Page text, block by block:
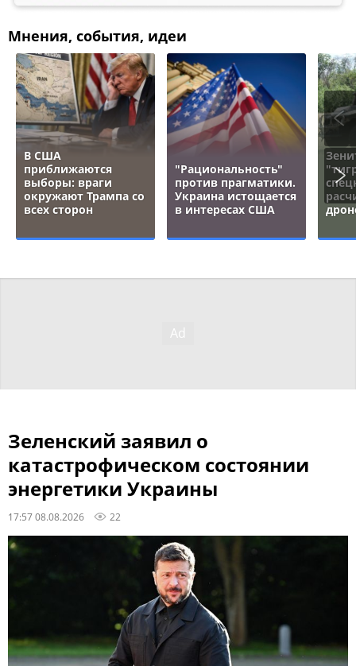
Мнения, события, идеи
В США
приближаются
выборы: враги
окружают Трампа со
всех сторон
"Рациональность"
против прагматики.
Украина истощается
в интересах США
Зеленский заявил о
катастрофическом состоянии
энергетики Украины
17:57 08.08.2026 22